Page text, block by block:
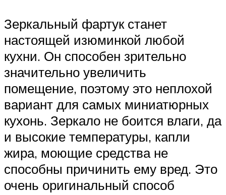
Зеркальный фартук станет
настоящей изюминкой любой
кухни. Он способен зрительно
значительно увеличить
помещение, поэтому это неплохой
вариант для самых миниатюрных
кухонь. Зеркало не боится влаги, да
и высокие температуры, капли
жира, моющие средства не
способны причинить ему вред. Это
очень оригинальный способ